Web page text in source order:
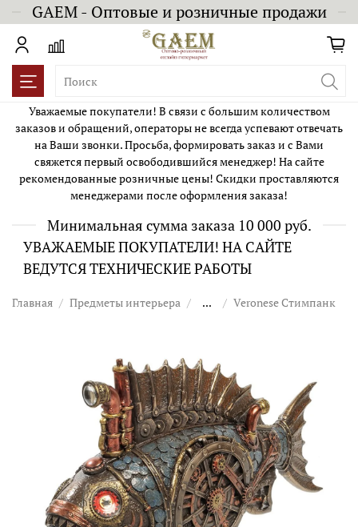
GAEM - Оптовые и розничные продажи
Уважаемые покупатели! В связи с большим количеством
заказов и обращений, операторы не всегда успевают отвечать
на Ваши звонки. Просьба, формировать заказ и с Вами
свяжется первый освободившийся менеджер! На сайте
рекомендованные розничные цены! Скидки проставляются
менеджерами после оформления заказа!
Минимальная сумма заказа 10 000 руб.
УВАЖАЕМЫЕ ПОКУПАТЕЛИ! НА САЙТЕ
ВЕДУТСЯ ТЕХНИЧЕСКИЕ РАБОТЫ
Главная Предметы интерьера ... Veronese Стимпанк